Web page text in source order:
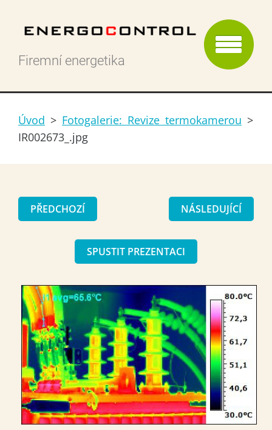
Firemní energetika
Úvod > Fotogalerie: Revize termokamerou >
IR002673_.jpg
PŘEDCHOZÍ NÁSLEDUJÍCÍ
SPUSTIT PREZENTACI